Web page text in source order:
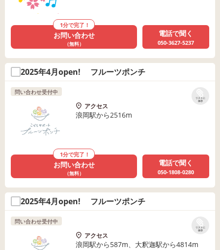
1分で完了！
お問い合わせ
（無料）
電話で聞く
050-3627-5237
2025年4月open! フルーツポンチ
リストに
保存
問い合わせ受付中
アクセス
浪岡駅から2516m
1分で完了！
お問い合わせ
（無料）
電話で聞く
050-1808-0280
2025年4月open! フルーツポンチ
リストに
保存
問い合わせ受付中
アクセス
浪岡駅から587m、大釈迦駅から4814m